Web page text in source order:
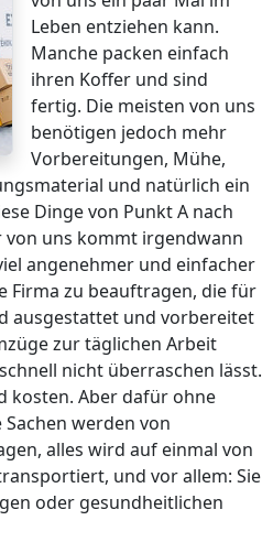
Leben entziehen kann.
Manche packen einfach
ihren Koffer und sind
fertig. Die meisten von uns
benötigen jedoch mehr
Vorbereitungen, Mühe,
und natürlich ein
Dinge von Punkt A nach
von uns kommt irgendwann
angenehmer und einfacher
Firma zu beauftragen, die für
ausgestattet und vorbereitet
zur täglichen Arbeit
nicht überraschen lässt.
kosten. Aber dafür ohne
werden von
alles wird auf einmal von
und vor allem: Sie
oder gesundheitlichen